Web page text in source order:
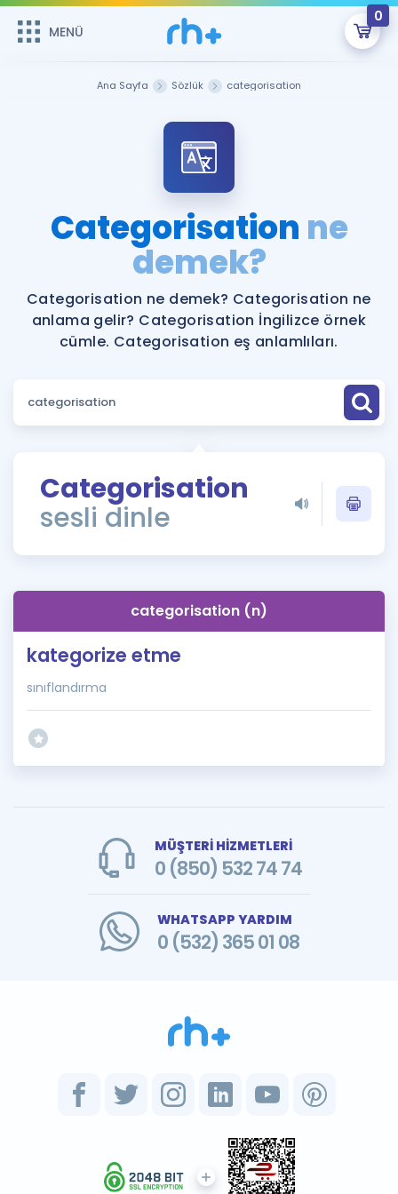
MENÜ
0
Şifremi Hatırlamıyorum
Sepetin Şu An Boş.
Remzi Hoca ile seni sınava hazırlayacak onlarca eğitim seni
bekliyor!
MENÜ
Katılımcı Görüşleri
Faydalı Araçlar
Ücretsiz Kaynaklar
Puan Hesaplama
ÖSYM Sınav Takvimi
Kampanyalar
İngilizce Gramer
İngilizce Gramer
Ana Sayfa Sözlük categorisation
Categorisation ne
demek?
Categorisation ne demek? Categorisation ne
anlama gelir? Categorisation İngilizce örnek
cümle. Categorisation eş anlamlıları.
Categorisation
sesli dinle
categorisation (n)
kategorize etme
sınıflandırma
MÜŞTERİ HİZMETLERİ
0 (850) 532 74 74
WHATSAPP YARDIM
0 (532) 365 01 08